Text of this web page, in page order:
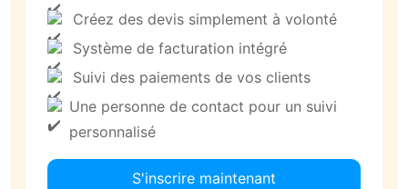
Créez des devis simplement à volonté
Système de facturation intégré
Suivi des paiements de vos clients
Une personne de contact pour un suivi
personnalisé
S'inscrire maintenant